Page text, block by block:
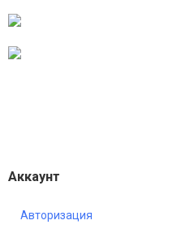
Аккаунт
Авторизация